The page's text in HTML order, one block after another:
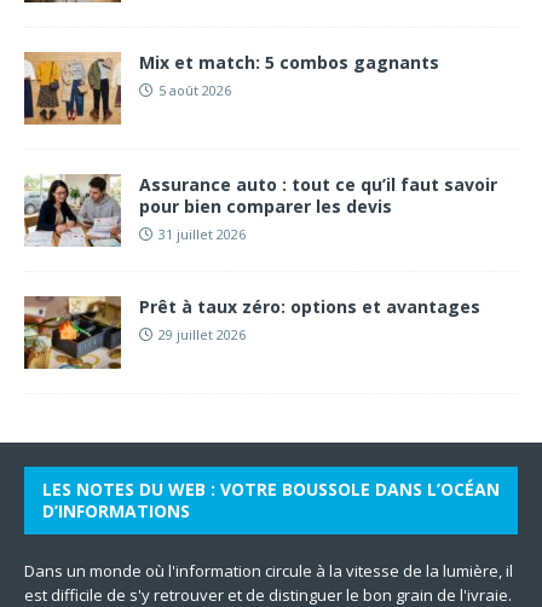
Mix et match: 5 combos gagnants
5 août 2026
Assurance auto : tout ce qu’il faut savoir
pour bien comparer les devis
31 juillet 2026
Prêt à taux zéro: options et avantages
29 juillet 2026
LES NOTES DU WEB : VOTRE BOUSSOLE DANS L’OCÉAN
D’INFORMATIONS
Dans un monde où l'information circule à la vitesse de la lumière, il
est difficile de s'y retrouver et de distinguer le bon grain de l'ivraie.